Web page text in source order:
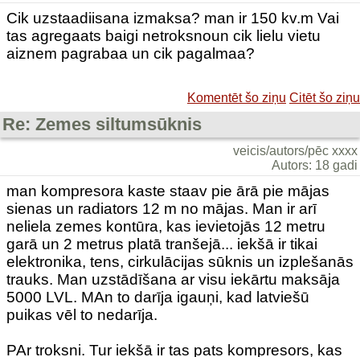
Cik uzstaadiisana izmaksa? man ir 150 kv.m Vai
tas agregaats baigi netroksnoun cik lielu vietu
aiznem pagrabaa un cik pagalmaa?
Komentēt šo ziņu Citēt šo ziņu
Re: Zemes siltumsūknis
veicis/autors/pēc xxxx
Autors: 18 gadi
man kompresora kaste staav pie ārā pie mājas
sienas un radiators 12 m no mājas. Man ir arī
neliela zemes kontūra, kas ievietojās 12 metru
garā un 2 metrus platā tranšejā... iekšā ir tikai
elektronika, tens, cirkulācijas sūknis un izplešanās
trauks. Man uzstādīšana ar visu iekārtu maksāja
5000 LVL. MAn to darīja igauņi, kad latviešū
puikas vēl to nedarīja.
PAr troksni. Tur iekšā ir tas pats kompresors, kas